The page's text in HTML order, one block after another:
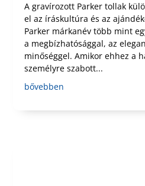
A gravírozott Parker tollak
el az íráskultúra és az
Parker márkanév több mint
a megbízhatósággal, az
minőséggel. Amikor ehhez a
személyre szabott...
bővebben